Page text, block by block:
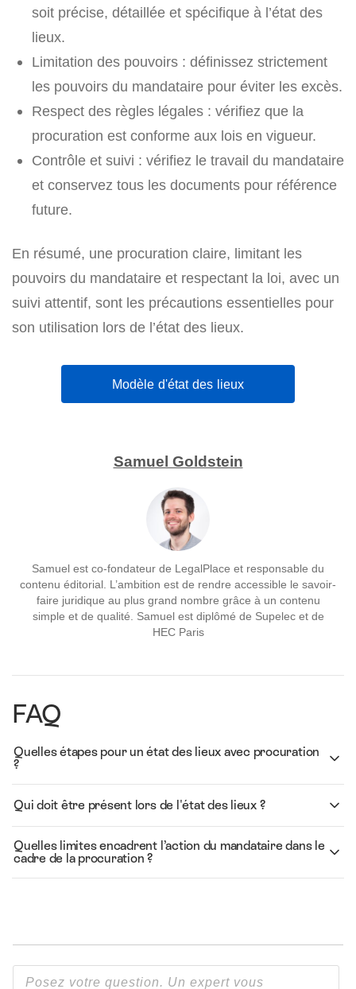
soit précise, détaillée et spécifique à l’état des
lieux.
Limitation des pouvoirs : définissez strictement
les pouvoirs du mandataire pour éviter les excès.
Respect des règles légales : vérifiez que la
procuration est conforme aux lois en vigueur.
Contrôle et suivi : vérifiez le travail du mandataire
et conservez tous les documents pour référence
future.
En résumé, une procuration claire, limitant les
pouvoirs du mandataire et respectant la loi, avec un
suivi attentif, sont les précautions essentielles pour
son utilisation lors de l’état des lieux.
Modèle d'état des lieux
Samuel Goldstein
Samuel est co-fondateur de LegalPlace et responsable du
contenu éditorial. L’ambition est de rendre accessible le savoir-
faire juridique au plus grand nombre grâce à un contenu
simple et de qualité. Samuel est diplômé de Supelec et de
HEC Paris
FAQ
Quelles étapes pour un état des lieux avec procuration
?
Qui doit être présent lors de l'état des lieux ?
Quelles limites encadrent l’action du mandataire dans le
cadre de la procuration ?